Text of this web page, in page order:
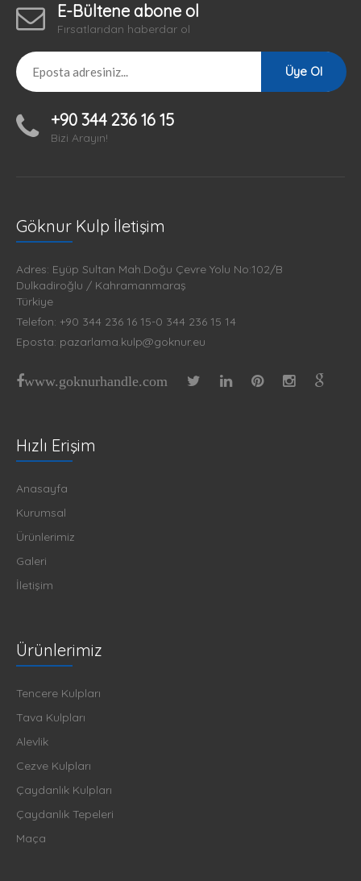
E-Bültene abone ol
Fırsatlarıdan haberdar ol
Üye Ol
+90 344 236 16 15
Bizi Arayın!
Göknur Kulp İletişim
Adres: Eyüp Sultan Mah.Doğu Çevre Yolu No:102/B
Dulkadiroğlu / Kahramanmaraş
Türkiye
Telefon: +90 344 236 16 15-0 344 236 15 14
Eposta: pazarlama.kulp@goknur.eu
www.goknurhandle.com
Hızlı Erişim
Anasayfa
Kurumsal
Ürünlerimiz
Galeri
İletişim
Ürünlerimiz
Tencere Kulpları
Tava Kulpları
Alevlik
Cezve Kulpları
Çaydanlık Kulpları
Çaydanlık Tepeleri
Maça